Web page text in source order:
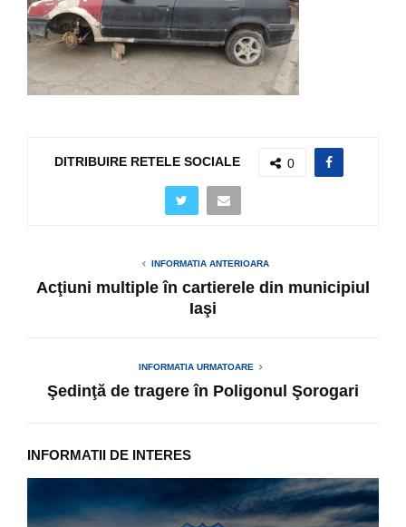
DITRIBUIRE RETELE SOCIALE 0
INFORMATIA ANTERIOARA
Acţiuni multiple în cartierele din municipiul
Iaşi
INFORMATIA URMATOARE
Şedinţă de tragere în Poligonul Şorogari
INFORMATII DE INTERES